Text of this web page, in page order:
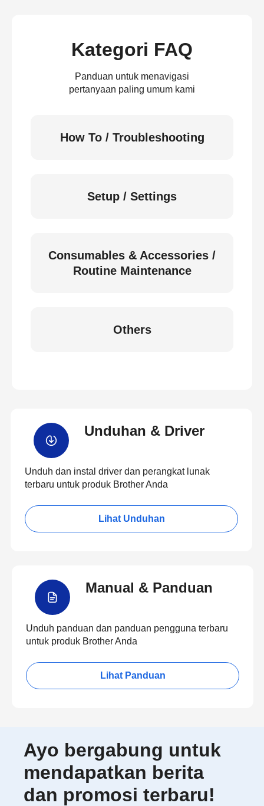
Kategori FAQ
Panduan untuk menavigasi
pertanyaan paling umum kami
How To / Troubleshooting
Setup / Settings
Consumables & Accessories /
Routine Maintenance
Others
Unduhan & Driver
Unduh dan instal driver dan perangkat lunak
terbaru untuk produk Brother Anda
Lihat Unduhan
Manual & Panduan
Unduh panduan dan panduan pengguna terbaru
untuk produk Brother Anda
Lihat Panduan
Ayo bergabung untuk
mendapatkan berita
dan promosi terbaru!